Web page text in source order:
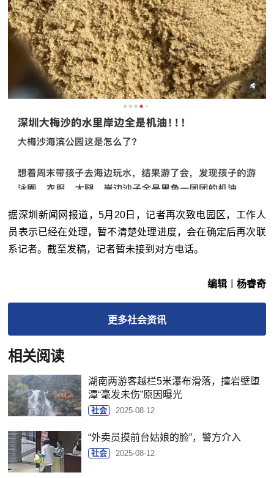
据深圳新闻网报道，5月20日，记者再次致电园区，工作人
员表示已经在处理，暂不清楚处理进度，会在确定后再次联
系记者。截至发稿，记者暂未接到对方电话。
编辑︱杨睿奇
更多社会资讯
相关阅读
湖南两游客越栏5米瀑布滑落，撞岩壁堕
潭“毫发未伤”原因曝光
社会 2025-08-12
“外卖员摸前台姑娘的脸”，警方介入
社会 2025-08-12